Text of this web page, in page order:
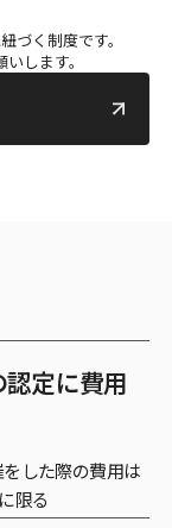
づく制度です。
します。
定に費用
した際の費用は
限る